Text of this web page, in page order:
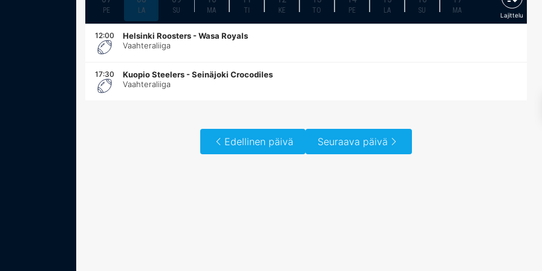
PE LA SU MA TI KE TO PE LA SU MA
Lajittelu
12:00 Helsinki Roosters -Wasa Royals
Vaahteraliiga
17:30 Kuopio Steelers -Seinäjoki Crocodiles
Vaahteraliiga
Edellinen päivä Seuraava päivä